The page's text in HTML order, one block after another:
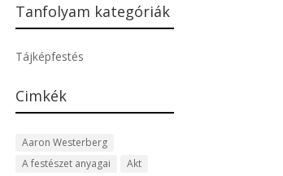
Tanfolyam kategóriák
Tájképfestés
Cimkék
Aaron Westerberg
A festészet anyagai
Akt